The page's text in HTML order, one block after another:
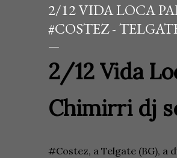
2/12 VIDA LOCA
#COSTEZ -
2/12 Vida
Chimirri dj
#Costez, a Telgate (BG), a